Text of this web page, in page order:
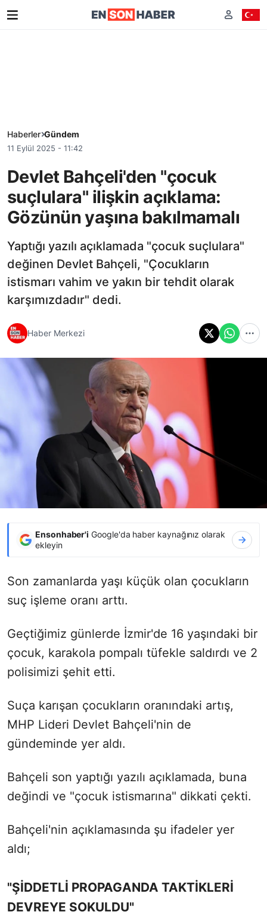
Haberler Gündem
11 Eylül 2025 - 11:42
Devlet Bahçeli'den "çocuk
suçlulara" ilişkin açıklama:
Gözünün yaşına bakılmamalı
Yaptığı yazılı açıklamada "çocuk suçlulara"
değinen Devlet Bahçeli, "Çocukların
istismarı vahim ve yakın bir tehdit olarak
karşımızdadır" dedi.
Haber Merkezi
Ensonhaber'i Google'da haber kaynağınız olarak
ekleyin
Son zamanlarda yaşı küçük olan çocukların
suç işleme oranı arttı.
Geçtiğimiz günlerde İzmir'de 16 yaşındaki bir
çocuk, karakola pompalı tüfekle saldırdı ve 2
polisimizi şehit etti.
Suça karışan çocukların oranındaki artış,
MHP Lideri Devlet Bahçeli'nin de
gündeminde yer aldı.
Bahçeli son yaptığı yazılı açıklamada, buna
değindi ve "çocuk istismarına" dikkati çekti.
Bahçeli'nin açıklamasında şu ifadeler yer
aldı;
"ŞİDDETLİ PROPAGANDA TAKTİKLERİ
DEVREYE SOKULDU"